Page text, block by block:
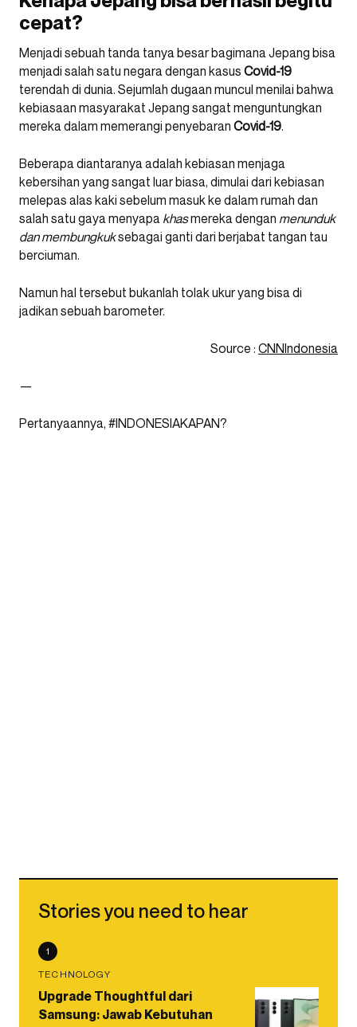
cepat?
Menjadi sebuah tanda tanya besar bagimana Jepang bisa
menjadi salah satu negara dengan kasus Covid-19
terendah di dunia. Sejumlah dugaan muncul menilai bahwa
kebiasaan masyarakat Jepang sangat menguntungkan
mereka dalam memerangi penyebaran Covid-19.
Beberapa diantaranya adalah kebiasan menjaga
kebersihan yang sangat luar biasa, dimulai dari kebiasan
melepas alas kaki sebelum masuk ke dalam rumah dan
salah satu gaya menyapa khasmereka dengan menunduk
dan membungkuksebagai ganti dari berjabat tangan tau
berciuman.
Namun hal tersebut bukanlah tolak ukur yang bisa di
jadikan sebuah barometer.
Source : CNNIndonesia
—
Pertanyaannya, #INDONESIAKAPAN?
Stories you need to hear
1
TECHNOLOGY
Upgrade Thoughtful dari
Samsung: Jawab Kebutuhan